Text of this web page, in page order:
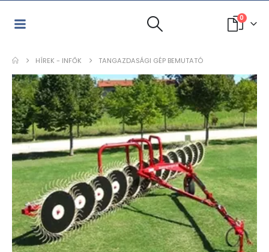
0
HÍREK - INFŐK TANGAZDASÁGI GÉP BEMUTATÓ